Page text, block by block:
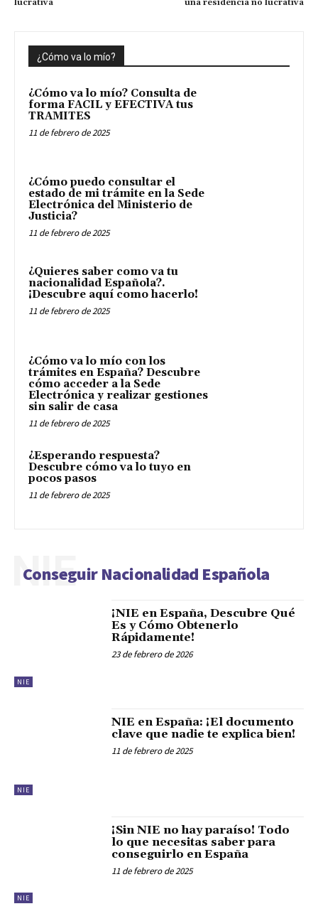
lucrativa una residencia no lucrativa
¿Cómo va lo mío?
¿Cómo va lo mío? Consulta de
forma FACIL y EFECTIVA tus
TRAMITES
11 de febrero de 2025
¿Cómo puedo consultar el
estado de mi trámite en la Sede
Electrónica del Ministerio de
Justicia?
11 de febrero de 2025
¿Quieres saber como va tu
nacionalidad Española?.
¡Descubre aquí como hacerlo!
11 de febrero de 2025
¿Cómo va lo mío con los
trámites en España? Descubre
cómo acceder a la Sede
Electrónica y realizar gestiones
sin salir de casa
11 de febrero de 2025
¿Esperando respuesta?
Descubre cómo va lo tuyo en
pocos pasos
11 de febrero de 2025
Conseguir Nacionalidad Española
NIE
NIE
¡NIE en España, Descubre Qué
Es y Cómo Obtenerlo
Rápidamente!
23 de febrero de 2026
NIE
NIE en España: ¡El documento
clave que nadie te explica bien!
11 de febrero de 2025
NIE
¡Sin NIE no hay paraíso! Todo
lo que necesitas saber para
conseguirlo en España
11 de febrero de 2025